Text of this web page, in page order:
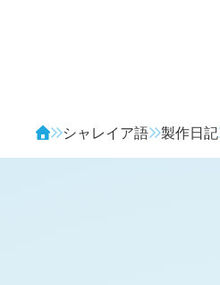
シャレイア語 製作日記